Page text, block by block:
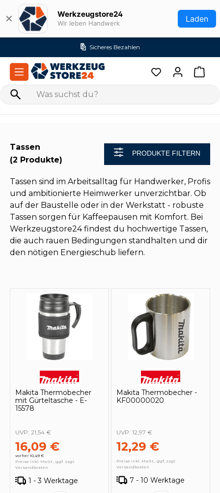
Zum Hauptinhalt springen
✕ Werkzeugstore24
Wir leben Handwerk Laden
Sicheres Bezahlen
Tassen
(2 Produkte)
PRODUKTE FILTERN
Tassen sind im Arbeitsalltag für Handwerker, Profis
und ambitionierte Heimwerker unverzichtbar. Ob
auf der Baustelle oder in der Werkstatt - robuste
Tassen sorgen für Kaffeepausen mit Komfort. Bei
Werkzeugstore24 findest du hochwertige Tassen,
die auch rauen Bedingungen standhalten und dir
den nötigen Energieschub liefern.
Makita Thermobecher
mit Gürteltasche - E-
15578
16,09 €
vorher 10,49 €
UVP: 21,54 €
Preise inkl. MwSt., ggf. zzgl.
Versandkosten
1 - 3 Werktage
Makita Thermobecher -
KF00000020
12,29 €
UVP: 12,97 €
Preise inkl. MwSt., ggf. zzgl.
Versandkosten
7 - 10 Werktage